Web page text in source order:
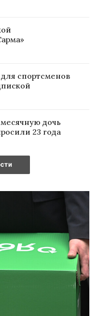
спортсменов
дочь
23 года